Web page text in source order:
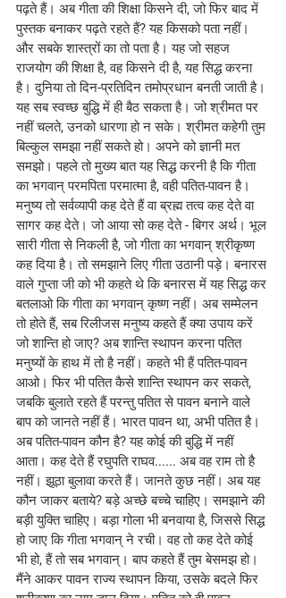
पढ़ते हैं। अब गीता की शिक्षा किसने दी, जो फिर बाद में
पुस्तक बनाकर पढ़ते रहते हैं? यह किसको पता नहीं।
और सबके शास्त्रों का तो पता है। यह जो सहज
राजयोग की शिक्षा है, वह किसने दी है, यह सिद्ध करना
है। दुनिया तो दिन-प्रतिदिन तमोप्रधान बनती जाती है।
यह सब स्वच्छ बुद्धि में ही बैठ सकता है। जो श्रीमत पर
नहीं चलते, उनको धारणा हो न सके। श्रीमत कहेगी तुम
बिल्कुल समझा नहीं सकते हो। अपने को ज्ञानी मत
समझो। पहले तो मुख्य बात यह सिद्ध करनी है कि गीता
का भगवान् परमपिता परमात्मा है, वही पतित-पावन है।
मनुष्य तो सर्वव्यापी कह देते हैं वा ब्रह्म तत्व कह देते वा
सागर कह देते। जो आया सो कह देते - बिगर अर्थ। भूल
सारी गीता से निकली है, जो गीता का भगवान् श्रीकृष्ण
कह दिया है। तो समझाने लिए गीता उठानी पड़े। बनारस
वाले गुप्ता जी को भी कहते थे कि बनारस में यह सिद्ध कर
बतलाओ कि गीता का भगवान् कृष्ण नहीं। अब सम्मेलन
तो होते हैं, सब रिलीजस मनुष्य कहते हैं क्या उपाय करें
जो शान्ति हो जाए? अब शान्ति स्थापन करना पतित
मनुष्यों के हाथ में तो है नहीं। कहते भी हैं पतित-पावन
आओ। फिर भी पतित कैसे शान्ति स्थापन कर सकते,
जबकि बुलाते रहते हैं परन्तु पतित से पावन बनाने वाले
बाप को जानते नहीं हैं। भारत पावन था, अभी पतित है।
अब पतित-पावन कौन है? यह कोई की बुद्धि में नहीं
आता। कह देते हैं रघुपति राघव...... अब वह राम तो है
नहीं। झूठा बुलावा करते हैं। जानते कुछ नहीं। अब यह
कौन जाकर बताये? बड़े अच्छे बच्चे चाहिए। समझाने की
बड़ी युक्ति चाहिए। बड़ा गोला भी बनवाया है, जिससे सिद्ध
हो जाए कि गीता भगवान् ने रची। वह तो कह देते कोई
भी हो, हैं तो सब भगवान्। बाप कहते हैं तुम बेसमझ हो।
मैंने आकर पावन राज्य स्थापन किया, उसके बदले फिर